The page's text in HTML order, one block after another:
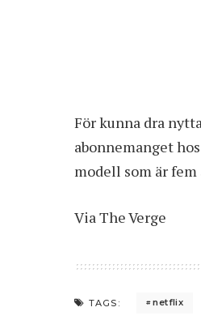
För kunna dra
abonnemanget
modell som är
ViaThe Verge
TAGS: netflix